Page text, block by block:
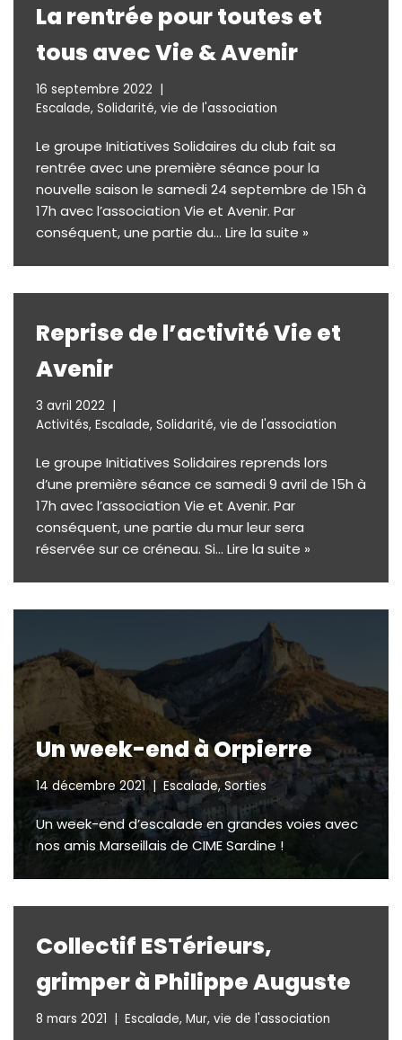
La rentrée pour toutes et
tous avec Vie & Avenir
16 septembre 2022
Escalade, Solidarité, vie de l'association
Le groupe Initiatives Solidaires du club fait sa
rentrée avec une première séance pour la
nouvelle saison le samedi 24 septembre de 15h à
17h avec l’association Vie et Avenir. Par
conséquent, une partie du… Lire la suite »
Reprise de l’activité Vie et
Avenir
3 avril 2022
Activités, Escalade, Solidarité, vie de l'association
Le groupe Initiatives Solidaires reprends lors
d’une première séance ce samedi 9 avril de 15h à
17h avec l’association Vie et Avenir. Par
conséquent, une partie du mur leur sera
réservée sur ce créneau. Si… Lire la suite »
Un week-end à Orpierre
14 décembre 2021 Escalade, Sorties
Un week-end d’escalade en grandes voies avec
nos amis Marseillais de CIME Sardine !
Collectif ESTérieurs,
grimper à Philippe Auguste
8 mars 2021 Escalade, Mur, vie de l'association